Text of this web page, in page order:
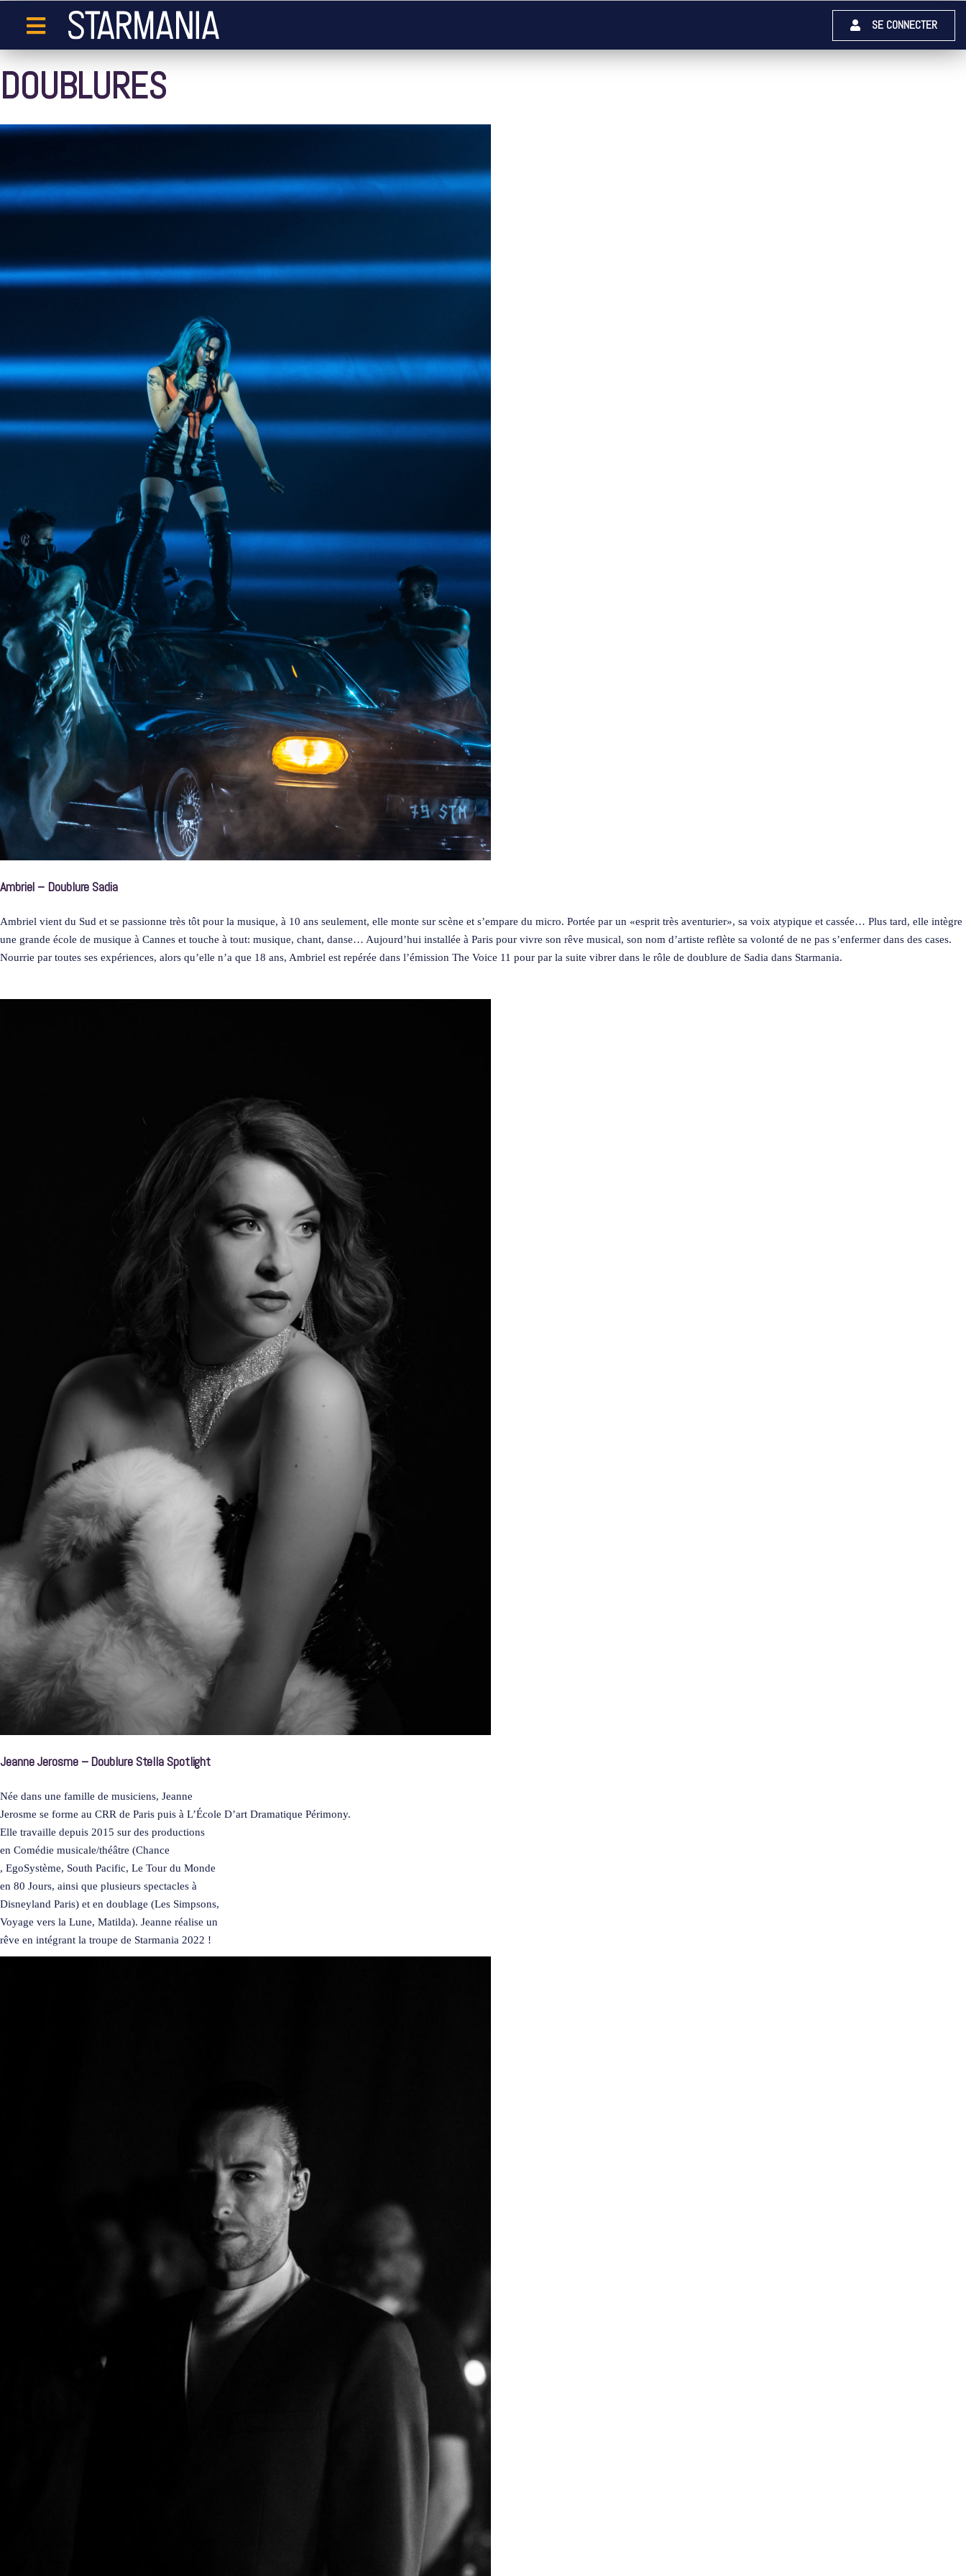
SE CONNECTER
DOUBLURES
Ambriel – Doublure Sadia
Ambriel vient du Sud et se passionne très tôt pour la musique, à 10 ans seulement, elle monte sur scène et s’empare du micro. Portée par un «esprit très aventurier», sa voix atypique et cassée… Plus tard, elle intègre
une grande école de musique à Cannes et touche à tout: musique, chant, danse… Aujourd’hui installée à Paris pour vivre son rêve musical, son nom d’artiste reflète sa volonté de ne pas s’enfermer dans des cases.
Nourrie par toutes ses expériences, alors qu’elle n’a que 18 ans, Ambriel est repérée dans l’émission The Voice 11 pour par la suite vibrer dans le rôle de doublure de Sadia dans Starmania.
Jeanne Jerosme – Doublure Stella Spotlight
Née dans une famille de musiciens, Jeanne
Jerosme se forme au CRR de Paris puis à L’École D’art Dramatique Périmony.
Elle travaille depuis 2015 sur des productions
en Comédie musicale/théâtre (Chance
, EgoSystème, South Pacific, Le Tour du Monde
en 80 Jours, ainsi que plusieurs spectacles à
Disneyland Paris) et en doublage (Les Simpsons,
Voyage vers la Lune, Matilda). Jeanne réalise un
rêve en intégrant la troupe de Starmania 2022 !